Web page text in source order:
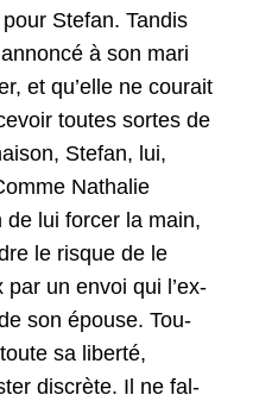
Ste­fan. Tan­dis
à son mari
et qu’elle ne courait
toutes sortes de
Ste­fan, lui,
Nathalie
de lui forcer la main,
le risque de le
par un envoi qui l’ex­
son épouse. Tou­
sa lib­erté,
dis­crète. Il ne fal­